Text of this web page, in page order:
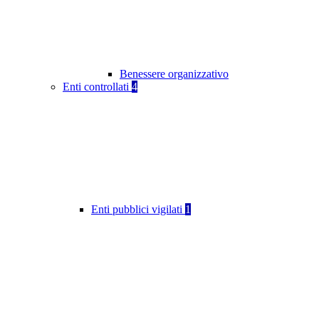
Benessere organizzativo
Enti controllati 4
Enti pubblici vigilati 1